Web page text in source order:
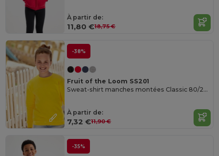
À partir de:
11,80 €18,75 €
-38%
Fruit of the Loom SS201
Sweat-shirt manches montées Classic 80/20 Enfant
À partir de:
7,32 €11,90 €
-35%